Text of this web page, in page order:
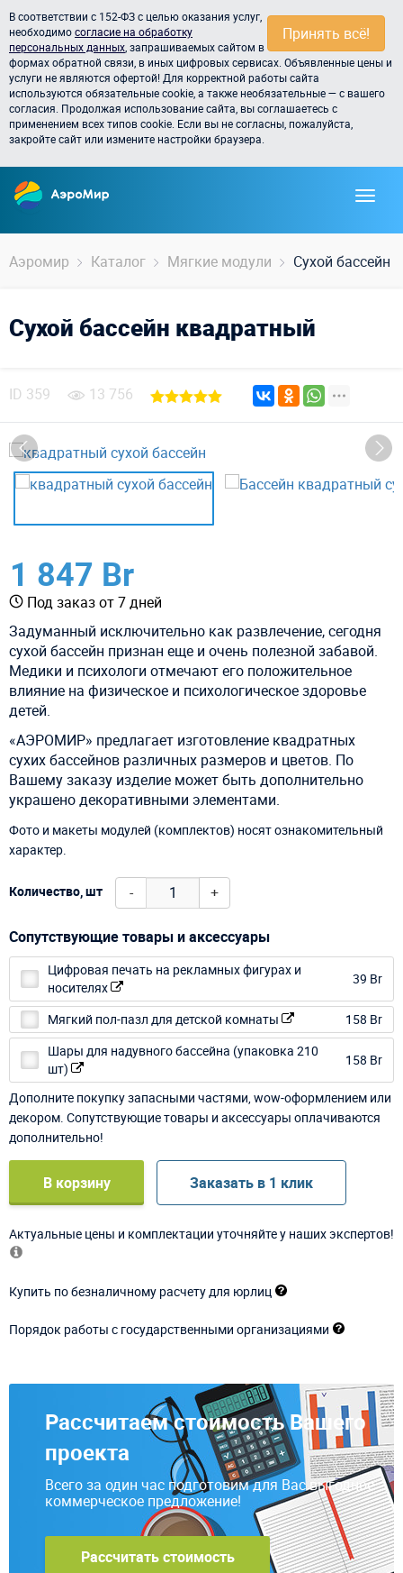
Принять всё!
В соответствии с 152-ФЗ с целью оказания услуг,
необходимосогласие на обработку
персональных данных , запрашиваемых сайтом в
формах обратной связи, в иных цифровых сервисах. Объявленные цены и
услуги не являются офертой! Для корректной работы сайта
используются обязательные cookie, а также необязательные — с вашего
согласия. Продолжая использование сайта, вы соглашаетесь с
применением всех типов cookie. Если вы не согласны, пожалуйста,
закройте сайт или измените настройки браузера.
Аэромир Каталог Мягкие модули Сухой бассейн
Сухой бассейн квадратный
ID 359 13 756
1 847 Br
Под заказ от 7 дней
Задуманный исключительно как развлечение, сегодня
сухой бассейн признан еще и очень полезной забавой.
Медики и психологи отмечают его положительное
влияние на физическое и психологическое здоровье
детей.
«АЭРОМИР» предлагает изготовление квадратных
сухих бассейнов различных размеров и цветов. По
Вашему заказу изделие может быть дополнительно
украшено декоративными элементами.
Фото и макеты модулей (комплектов) носят ознакомительный
характер.
Количество, шт - +
Сопутствующие товары и аксессуары
Цифровая печать на рекламных фигурах и
носителях
39 Br
Мягкий пол-пазл для детской комнаты
158 Br
Шары для надувного бассейна (упаковка 210
шт)
158 Br
Дополните покупку запасными частями, wow-оформлением или
декором. Сопутствующие товары и аксессуары оплачиваются
дополнительно!
В корзину Заказать в 1 клик
Актуальные цены и комплектации уточняйте у наших экспертов!
Купить по безналичному расчету для юрлиц
Порядок работы с государственными организациями
Рассчитаем стоимость Вашего
проекта
Всего за один час подготовим для Вас выгодное
коммерческое предложение!
Рассчитать стоимость